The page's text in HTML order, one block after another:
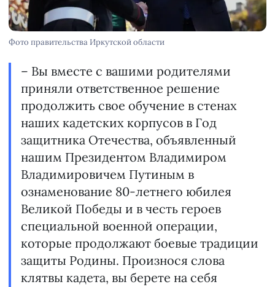
Фото правительства Иркутской области
– Вы вместе с вашими родителями
приняли ответственное решение
продолжить свое обучение в стенах
наших кадетских корпусов в Год
защитника Отечества, объявленный
нашим Президентом Владимиром
Владимировичем Путиным в
ознаменование 80-летнего юбилея
Великой Победы и в честь героев
специальной военной операции,
которые продолжают боевые традиции
защиты Родины. Произнося слова
клятвы кадета, вы берете на себя